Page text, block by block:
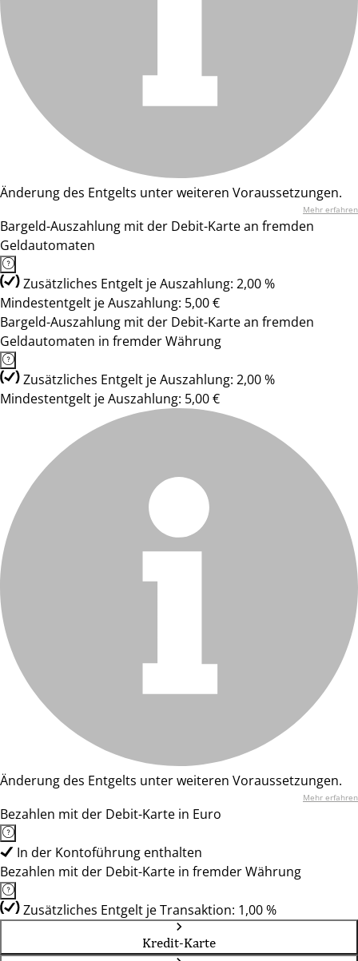
Änderung des Entgelts unter weiteren Voraussetzungen.
Mehr erfahren
Bargeld-Auszahlung mit der Debit-Karte an fremden
Geldautomaten
Zusätzliches Entgelt je Auszahlung: 2,00 %
Mindestentgelt je Auszahlung: 5,00 €
Bargeld-Auszahlung mit der Debit-Karte an fremden
Geldautomaten in fremder Währung
Zusätzliches Entgelt je Auszahlung: 2,00 %
Mindestentgelt je Auszahlung: 5,00 €
Änderung des Entgelts unter weiteren Voraussetzungen.
Mehr erfahren
Bezahlen mit der Debit-Karte in Euro
In der Kontoführung enthalten
Bezahlen mit der Debit-Karte in fremder Währung
Zusätzliches Entgelt je Transaktion: 1,00 %
Kredit-Karte